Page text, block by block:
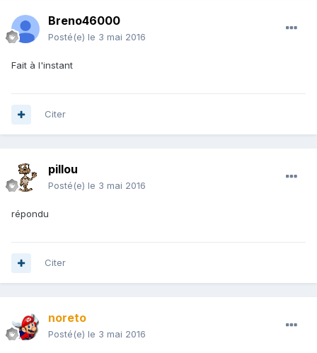
Breno46000
Posté(e) le 3 mai 2016
Fait à l'instant
Citer
pillou
Posté(e) le 3 mai 2016
répondu
Citer
noreto
Posté(e) le 3 mai 2016